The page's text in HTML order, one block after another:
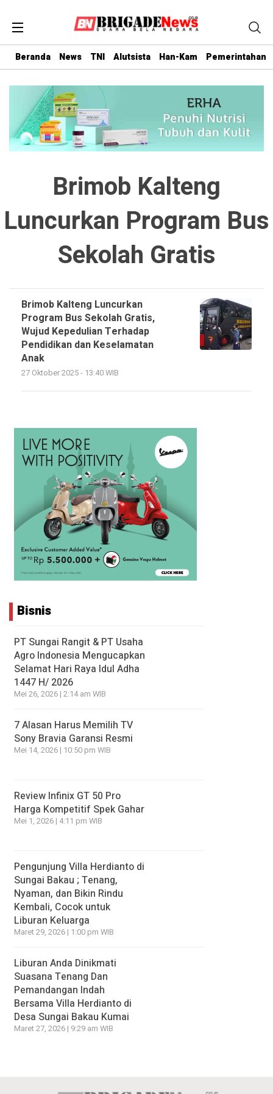
Beranda News TNI Alutsista Han-Kam Pemerintahan
Brimob Kalteng
Luncurkan Program Bus
Sekolah Gratis
Brimob Kalteng Luncurkan
Program Bus Sekolah Gratis,
Wujud Kepedulian Terhadap
Pendidikan dan Keselamatan
Anak
27 Oktober 2025 - 13:40 WIB
Bisnis
PT Sungai Rangit & PT Usaha
Agro Indonesia Mengucapkan
Selamat Hari Raya Idul Adha
1447 H/ 2026
Mei 26, 2026 | 2:14 am WIB
7 Alasan Harus Memilih TV
Sony Bravia Garansi Resmi
Mei 14, 2026 | 10:50 pm WIB
Review Infinix GT 50 Pro
Harga Kompetitif Spek Gahar
Mei 1, 2026 | 4:11 pm WIB
Pengunjung Villa Herdianto di
Sungai Bakau ; Tenang,
Nyaman, dan Bikin Rindu
Kembali, Cocok untuk
Liburan Keluarga
Maret 29, 2026 | 1:00 pm WIB
Liburan Anda Dinikmati
Suasana Tenang Dan
Pemandangan Indah
Bersama Villa Herdianto di
Desa Sungai Bakau Kumai
Maret 27, 2026 | 9:29 am WIB